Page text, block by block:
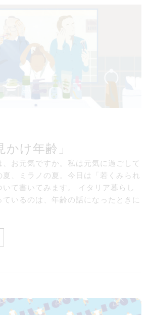
かけ年齢」
お元気ですか。私は元気に過ごして
、ミラノの夏。今日は「若くみられ
いて書いてみます。 イタリア暮らし
いるのは、年齢の話になったときに